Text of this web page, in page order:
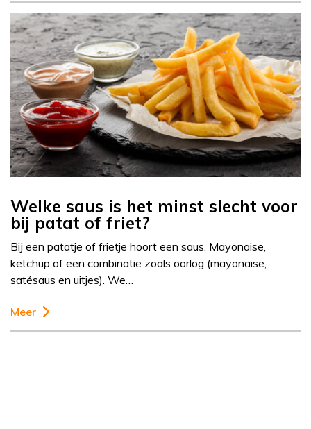
Welke saus is het minst slecht voor
bij patat of friet?
Bij een patatje of frietje hoort een saus. Mayonaise,
ketchup of een combinatie zoals oorlog (mayonaise,
satésaus en uitjes). We…
Meer